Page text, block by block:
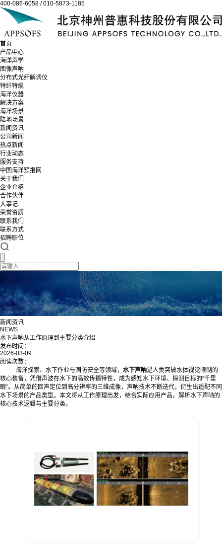
400-086-6058 / 010-5873-1185
首页
产品中心
海洋声学
图像声呐
分布式光纤解调仪
特纤特缆
海洋仪器
解决方案
海洋场景
陆地场景
新闻资讯
公司新闻
热点新闻
行业动态
服务支持
中国海洋预报网
关于我们
企业介绍
合作伙伴
大事记
荣誉资质
联系我们
联系方式
招聘职位
新闻资讯
NEWS
水下声呐从工作原理到主要分类介绍
发布时间：
2026-03-09
阅读次数：
海洋探索、水下作业与国防安全等领域， 水下声呐是人类突破水体视觉限制的
核心装备，凭借声波在水下的高效传播特性，成为感知水下环境、探测目标的“千里
眼”。从简单的回声定位到高分辨率的三维成像，声呐技术不断迭代，衍生出适配不同
水下场景的产品类型。本文将从工作原理出发，结合实际应用产品，解析水下声呐的
核心技术逻辑与主要分类。